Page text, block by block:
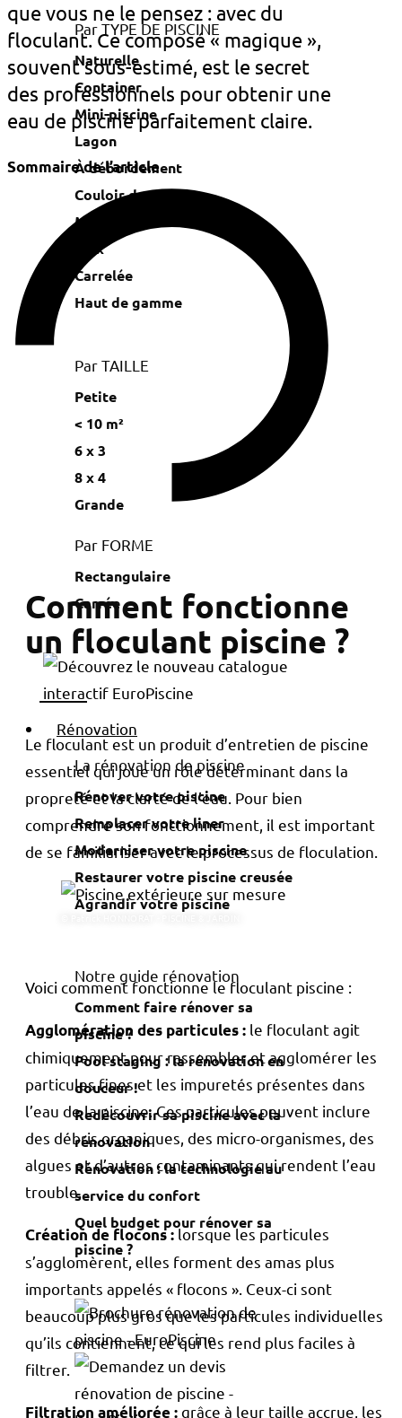
Par TYPE DE PISCINE
Naturelle
Container
Mini-piscine
Lagon
À débordement
Couloir de nage
Miroir
Inox
Carrelée
Haut de gamme
Par TAILLE
Petite
< 10 m²
6 x 3
8 x 4
Grande
Par FORME
Rectangulaire
Carrée
Rénovation
La rénovation de piscine
Rénover votre piscine
Remplacer votre liner
Moderniser votre piscine
Restaurer votre piscine creusée
Agrandir votre piscine
Notre guide rénovation
Comment faire rénover sa
piscine ?
Pool staging : la rénovation en
douceur !
Redécouvrir sa piscine avec la
rénovation
Rénovation : la technologie au
service du confort
Quel budget pour rénover sa
piscine ?
que vous ne le pensez : avec du
floculant. Ce composé « magique »,
souvent sous-estimé, est le secret
des professionnels pour obtenir une
eau de piscine parfaitement claire.
Sommaire de l’article
Comment fonctionne
un floculant piscine ?
Le floculant est un produit d’entretien de piscine
essentiel qui joue un rôle déterminant dans la
propreté et la clarté de l’eau. Pour bien
comprendre son fonctionnement, il est important
de se familiariser avec le processus de floculation.
Voici comment fonctionne le floculant piscine :
Agglomération des particules: le floculant agit
chimiquement pour rassembler et agglomérer les
particules fines et les impuretés présentes dans
l’eau de la piscine. Ces particules peuvent inclure
des débris organiques, des micro-organismes, des
algues et d’autres contaminants qui rendent l’eau
trouble.
Création de flocons:lorsque les particules
s’agglomèrent, elles forment des amas plus
importants appelés « flocons ». Ceux-ci sont
beaucoup plus gros que les particules individuelles
qu’ils contiennent, ce qui les rend plus faciles à
filtrer.
Filtration améliorée:grâce à leur taille accrue, les